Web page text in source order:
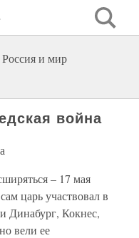
и мир
война
– 17 мая
царь участвовал в
Динабург, Кокнес,
вели ее